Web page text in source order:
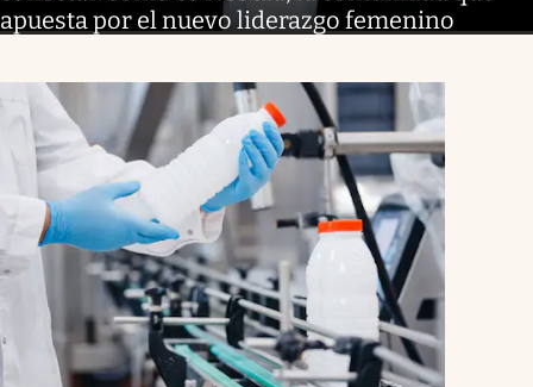
apuesta por el nuevo liderazgo femenino